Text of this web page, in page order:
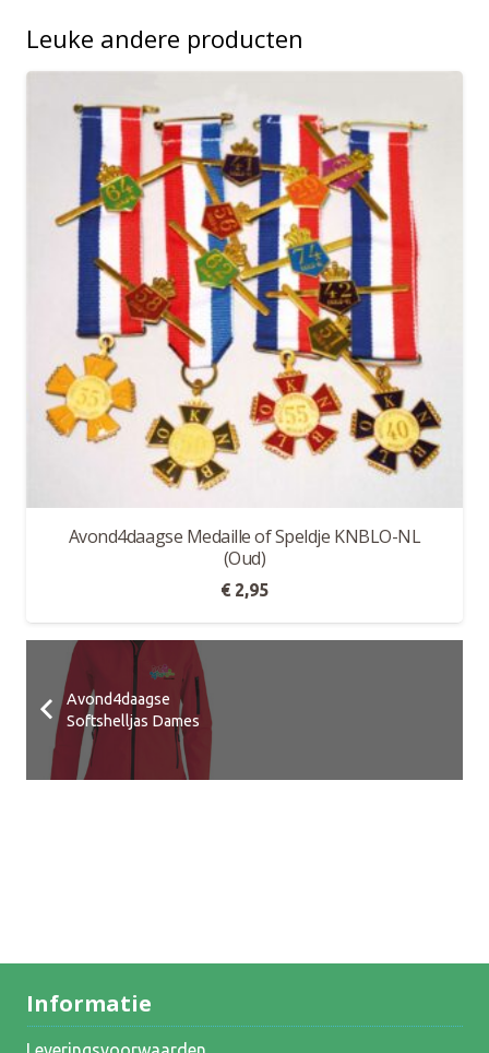
Leuke andere producten
Avond4daagse Medaille of Speldje KNBLO-NL
(Oud)
€ 2,95
Avond4daagse
Softshelljas Dames
Informatie